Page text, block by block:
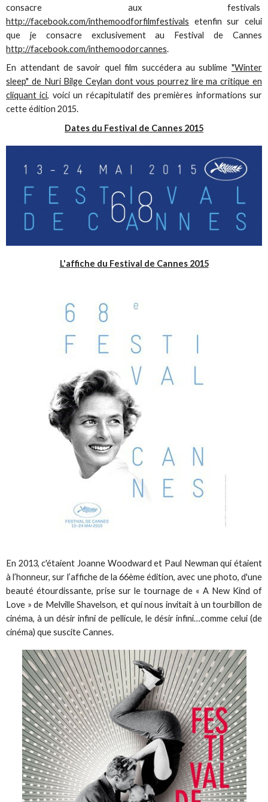
consacre aux festivals
http://facebook.com/inthemoodforfilmfestivals etenfin sur celui
que je consacre exclusivement au Festival de Cannes
http://facebook.com/inthemoodorcannes.
En attendant de savoir quel film succédera au sublime "Winter
sleep" de Nuri Bilge Ceylan dont vous pourrez lire ma critique en
cliquant ici, voici un récapitulatif des premières informations sur
cette édition 2015.
Dates du Festival de Cannes 2015
L'affiche du Festival de Cannes 2015
En 2013, c'étaient Joanne Woodward et Paul Newman qui étaient
à l’honneur, sur l’affiche de la 66ème édition, avec une photo, d'une
beauté étourdissante, prise sur le tournage de « A New Kind of
Love » de Melville Shavelson, et qui nous invitait à un tourbillon de
cinéma, à un désir infini de pellicule, le désir infini…comme celui (de
cinéma) que suscite Cannes.